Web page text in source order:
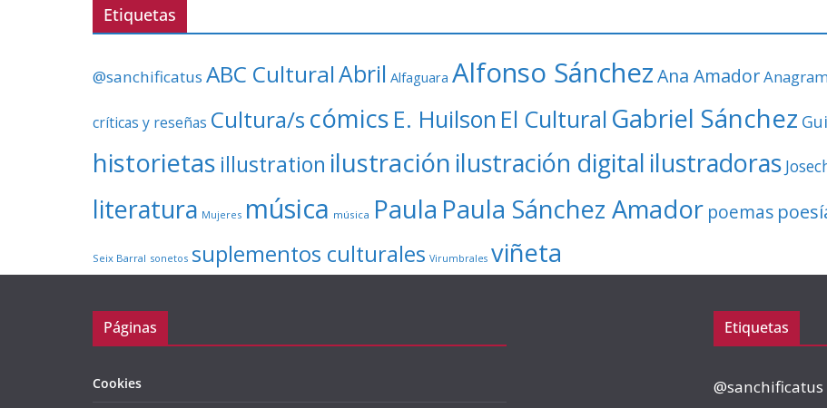
í
Etiquetas
@sanchificatus ABC CulturalAbril Alfaguara Alfonso SánchezAna Amador
críticas y reseñas Cultura/s cómics E. Huilson El Cultural Gabriel Sánchez
historietas illustration ilustración ilustración digital ilustradoras
literatura Mujeres música música Paula Paula Sánchez Amador poemas
Seix Barral sonetos suplementos culturales Virumbrales viñeta
Páginas
Cookies
Etiquetas
@sanchificatus